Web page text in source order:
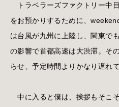
トラベラーズファクトリー中
をお預かりするために、
は台風が九州に上陸し、関東で
の影響で首都高速は大渋滞。そ
らせ、予定時間よりかなり遅れ
中に入ると僕は、挨拶もそこ